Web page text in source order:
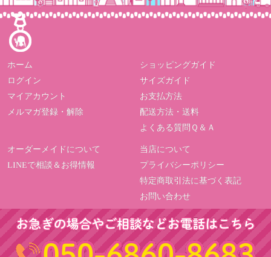
ホーム
ログイン
マイアカウント
メルマガ登録・解除
ショッピングガイド
サイズガイド
お支払方法
配送方法・送料
よくある質問Ｑ＆Ａ
オーダーメイドについて
LINEで相談＆お得情報
当店について
プライバシーポリシー
特定商取引法に基づく表記
お問い合わせ